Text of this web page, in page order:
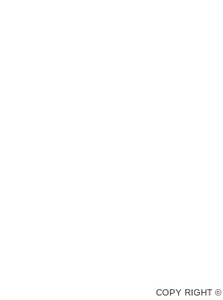
COPY RIGHT ©